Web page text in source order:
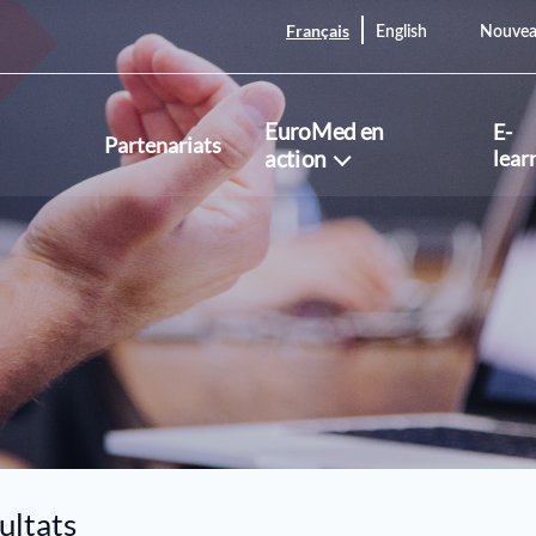
Français English
Partenariats EuroMed en
action
E-